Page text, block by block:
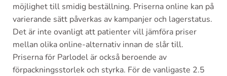
möjlighet till smidig beställning. Priserna online kan på
varierande sätt påverkas av kampanjer och lagerstatus.
Det är inte ovanligt att patienter vill jämföra priser
mellan olika online-alternativ innan de slår till.
Priserna för Parlodel är också beroende av
förpackningsstorlek och styrka. För de vanligaste 2.5